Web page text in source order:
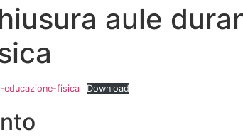
aule
fisica Download